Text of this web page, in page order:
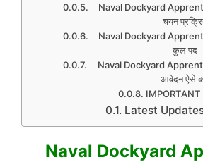
Naval Dockyard
चयन
Naval Dockyard
कुल पद
Naval Dockyard
आवेदन ऐसे
IMPORTANT
Latest
Naval Dockyard